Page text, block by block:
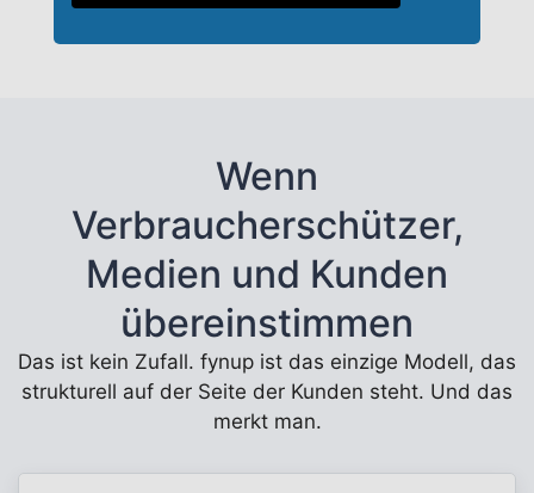
Wenn
Verbraucherschützer,
Medien und Kunden
übereinstimmen
Das ist kein Zufall. fynup ist das einzige Modell, das
strukturell auf der Seite der Kunden steht. Und das
merkt man.